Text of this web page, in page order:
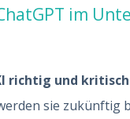
im
richtig und
sie zukünftig